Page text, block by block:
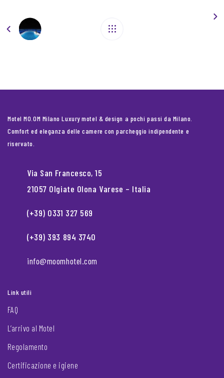
Motel MO.OM Milano Luxury motel & design a pochi passi da Milano.
Comfort ed eleganza delle camere con parcheggio indipendente e
riservato.
Via San Francesco, 15
21057 Olgiate Olona Varese – Italia
(+39) 0331 327 569
(+39) 393 894 3740
info@moomhotel.com
Link utili
FAQ
L’arrivo al Motel
Regolamento
Certificazione e igiene